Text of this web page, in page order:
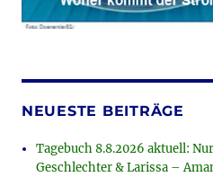
NEUESTE BEITRÄGE
Tagebuch 8.8.2026 aktuell:
Geschlechter & Larissa –